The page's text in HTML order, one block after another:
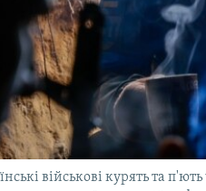
військові курять та